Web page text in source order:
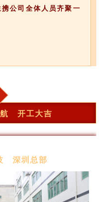
公司全体人员齐聚一
开工大吉
深圳总部